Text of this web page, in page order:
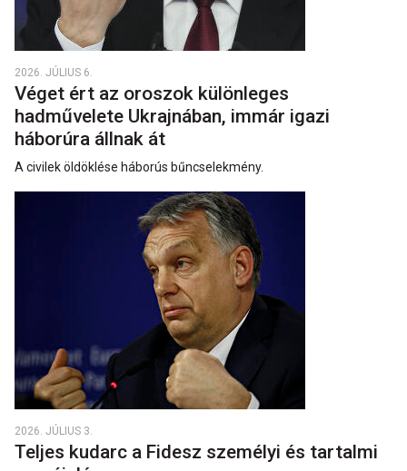
2026. JÚLIUS 6.
Véget ért az oroszok különleges
hadművelete Ukrajnában, immár igazi
háborúra állnak át
A civilek öldöklése háborús bűncselekmény.
2026. JÚLIUS 3.
Teljes kudarc a Fidesz személyi és tartalmi